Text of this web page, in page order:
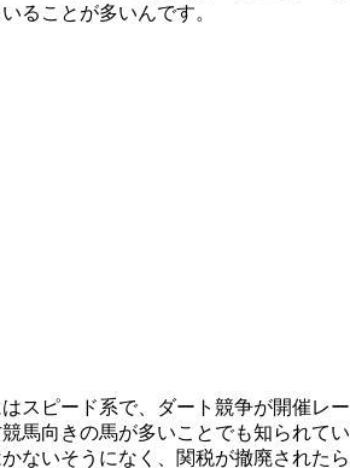
ることが多いんです。
スピード系で、ダート競争が開催レー
馬向きの馬が多いことでも知られてい
ないそうになく、関税が撤廃されたら